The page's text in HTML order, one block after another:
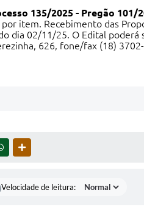
135/2025 - Pregão 101/
item. Recebimento das
dia 02/11/25. O Edital
626, fone/fax (18)
WHATSAPP
Velocidade de leitura: